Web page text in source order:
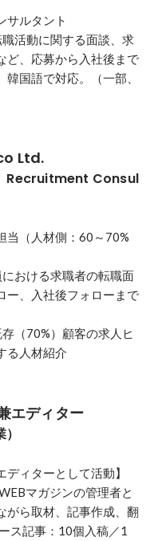
サルタント
活動に関する面談、求
ど、応募から入社後まで
国語で対応。（一部、
Ltd.
Recruitment Consul
当（人材側：60～70%
おける求職者の転職面
ー、入社後フォローまで
（70%）顧客の求人ヒ
る人材紹介
エディター
ディターとして活動】
マガジンの管理者と
がら取材、記事作成、翻
ス記事：10個入稿／1